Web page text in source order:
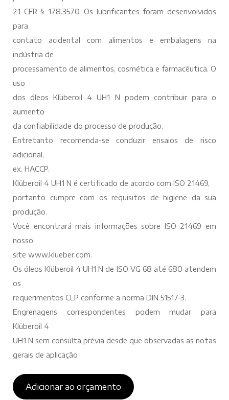
21 CFR § 178.3570. Os lubrificantes foram desenvolvidos
para
contato acidental com alimentos e embalagens na
indústria de
processamento de alimentos, cosmética e farmacêutica. O
uso
dos óleos Klüberoil 4 UH1 N podem contribuir para o
aumento
da confiabilidade do processo de produção.
Entretanto recomenda-se conduzir ensaios de risco
adicional,
ex. HACCP.
Klüberoil 4 UH1 N é certificado de acordo com ISO 21469,
portanto cumpre com os requisitos de higiene da sua
produção.
Você encontrará mais informações sobre ISO 21469 em
nosso
site www.klueber.com.
Os óleos Klüberoil 4 UH1 N de ISO VG 68 até 680 atendem
os
requerimentos CLP conforme a norma DIN 51517-3.
Engrenagens correspondentes podem mudar para
Klüberoil 4
UH1 N sem consulta prévia desde que observadas as notas
gerais de aplicação
Adicionar ao orçamento